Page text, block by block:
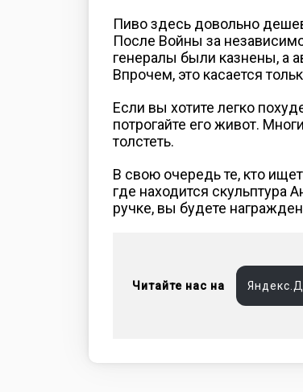
Пиво здесь довольно
После Войны за
генералы были казнены, а
Впрочем, это касается
Если вы хотите легко
потрогайте его живот.
толстеть.
В свою очередь те, кто
где находится скульптура
ручке, вы будете
Читайте нас на